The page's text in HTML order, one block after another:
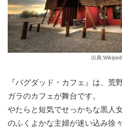
出典
『バグダッド・カフェ』は、荒
ガラのカフェが舞台です。
やたらと短気でせっかちな黒人
のふくよかな主婦が迷い込み徐